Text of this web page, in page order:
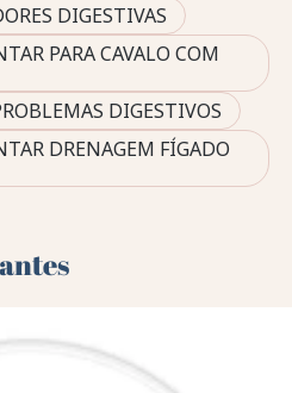
DIGESTIVAS
PARA CAVALO COM
DIGESTIVOS
DRENAGEM FÍGADO